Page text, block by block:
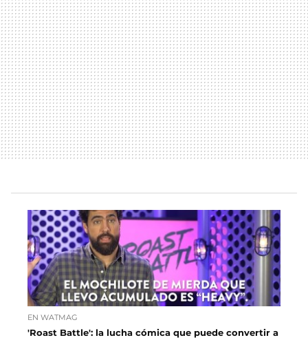
EN WATMAG
'Roast Battle': la lucha cómica que puede convertir a